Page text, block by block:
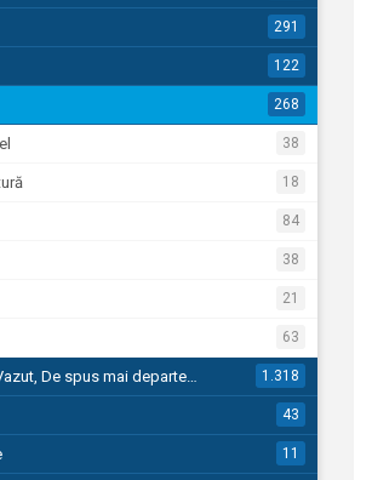
291
122
268
38
18
84
38
21
63
De spus mai departe… 1.318
43
11